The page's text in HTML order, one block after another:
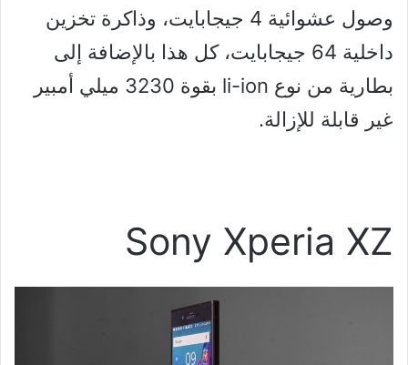
وصول عشوائية 4 جيجابايت، وذاكرة تخزين
داخلية 64 جيجابايت، كل هذا بالإضافة إلى
بطارية من نوع li-ion بقوة 3230 ميلي أمبير
غير قابلة للإزالة.
Sony Xperia XZ